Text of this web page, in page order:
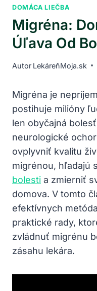
DOMÁCA LIEČBA
Migréna:
Úľava Od
Autor LekáreňMoja.sk
Migréna je
postihuje ​milióny
len obyčajná
neurologické
ovplyvniť kvalitu‌
migrénou, hľadajú
bolesti a zmierniť
domova. V ⁣tomto
efektívnych
praktické rady,
zvládnuť migrénu
zásahu lekára.